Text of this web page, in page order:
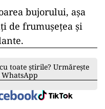
bujorului, așa
de frumușețea și
toate știrile? Urmărește